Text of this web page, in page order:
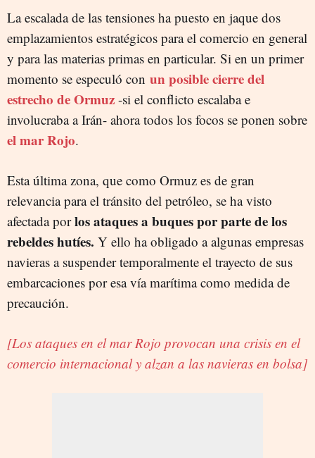
La escalada de las tensiones ha puesto en jaque dos
emplazamientos estratégicos para el comercio en general
y para las materias primas en particular. Si en un primer
momento se especuló con un posible cierre del
estrecho de Ormuz -si el conflicto escalaba e
involucraba a Irán- ahora todos los focos se ponen sobre
el mar Rojo.
Esta última zona, que como Ormuz es de gran
relevancia para el tránsito del petróleo, se ha visto
afectada porlos ataques a buques por parte de los
rebeldes hutíes. Y ello ha obligado a algunas empresas
navieras a suspender temporalmente el trayecto de sus
embarcaciones por esa vía marítima como medida de
precaución.
[Los ataques en el mar Rojo provocan una crisis en el
comercio internacional y alzan a las navieras en bolsa]